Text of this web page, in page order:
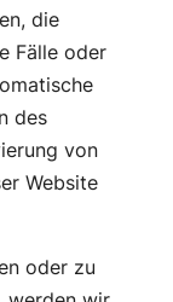
die
Fälle oder
des
von
Website
oder zu